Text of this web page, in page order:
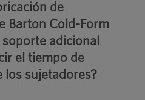
de
Barton Cold-Form
adicional
el tiempo de
los sujetadores?